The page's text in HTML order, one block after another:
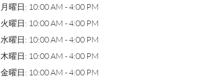
月曜日: 10:00 AM - 4:00 PM
火曜日: 10:00 AM - 4:00 PM
水曜日: 10:00 AM - 4:00 PM
木曜日: 10:00 AM - 4:00 PM
金曜日: 10:00 AM - 4:00 PM